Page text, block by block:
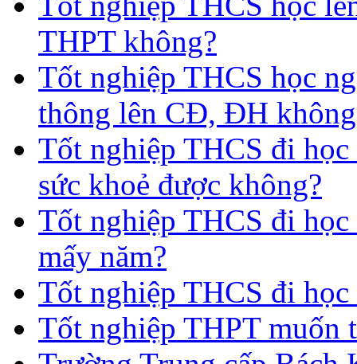
THPT không?
Tốt nghiệp THCS học
thông lên CĐ, ĐH
Tốt nghiệp THCS đi học
sức khoẻ được không?
Tốt nghiệp THCS đi
mấy năm?
Tốt nghiệp THCS đi
Tốt nghiệp THPT muốn